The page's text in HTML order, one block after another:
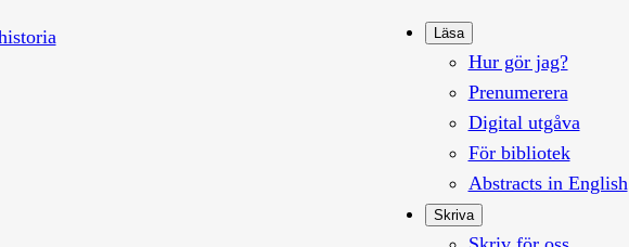
Läsa
Hur gör jag?
Prenumerera
Digital utgåva
För bibliotek
Abstracts in English
Skriva